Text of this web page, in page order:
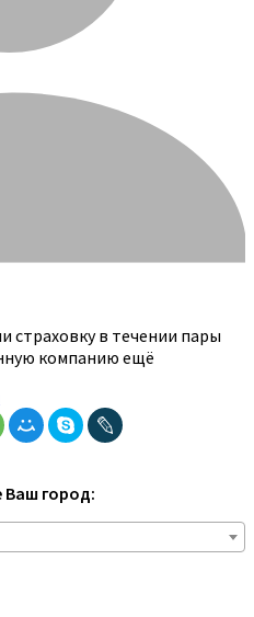
страховку в течении пары
компанию ещё
Ваш город: